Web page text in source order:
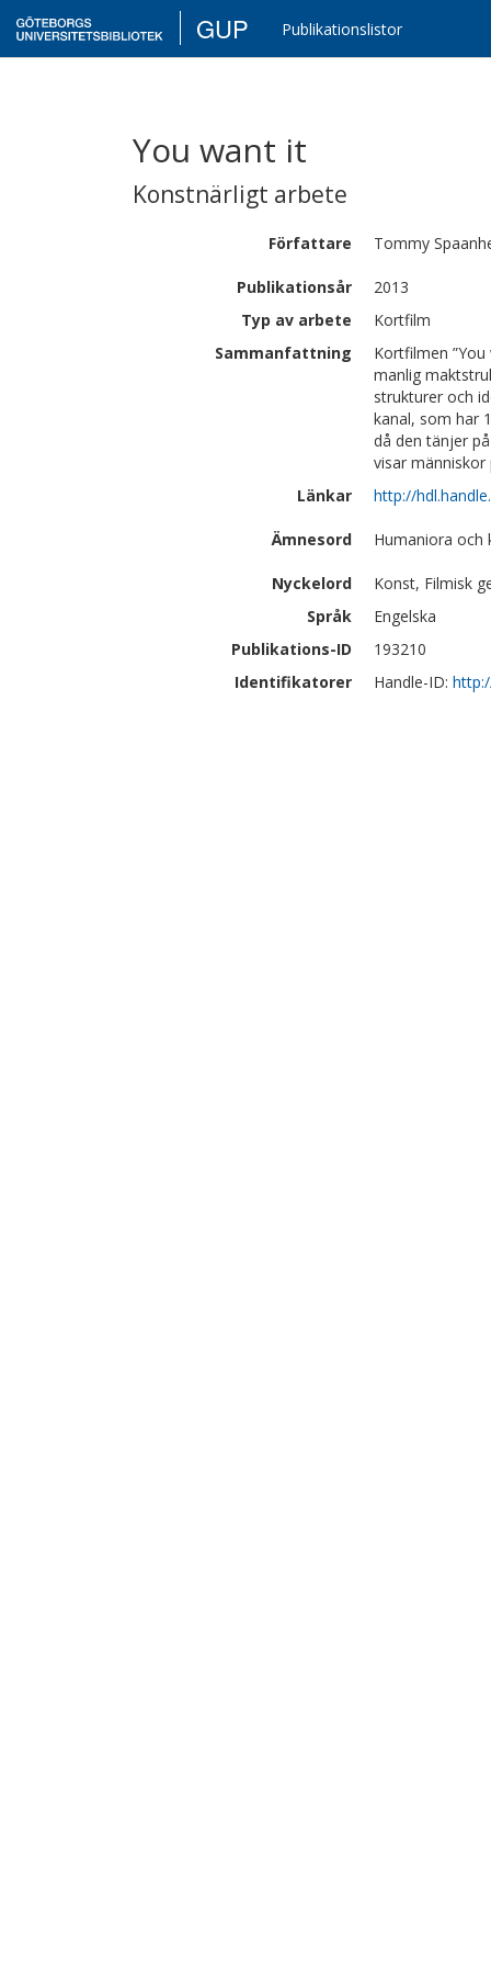
GUP Publikationslistor
You want it
Konstnärligt arbete
Författare Tommy
Publikationsår
2013
Typ av arbete
Kortfilm
Sammanfattning
Kortfilmen
manlig
strukturer och
kanal, som har
då den tänjer
visar människor
Länkar
http://
Ämnesord Humaniora
Nyckelord
Konst, Filmisk
Språk
Engelska
Publikations-ID
193210
Identifikatorer
Handle-ID: